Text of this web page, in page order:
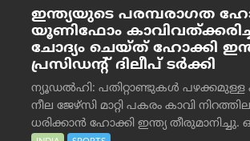
ഇന്ത്യയുടെ പരമ്പരാഗത
യൂണിഫോം
ചോദ്യം ചെയ്ത് ഹോക്കി
പ്രസിഡന്റ് ദിലീപ് ടര്‍ക്കി
ന്യൂഡൽഹി: പതിറ്റാണ്ടുകൾ പഴക്കമുള്ള
നീല ജേഴ്‌സി മാറ്റി പകരം കാവി
ധരിക്കാൻ ഹോക്കി ഇന്ത്യ തീരുമാനിച്ചു.